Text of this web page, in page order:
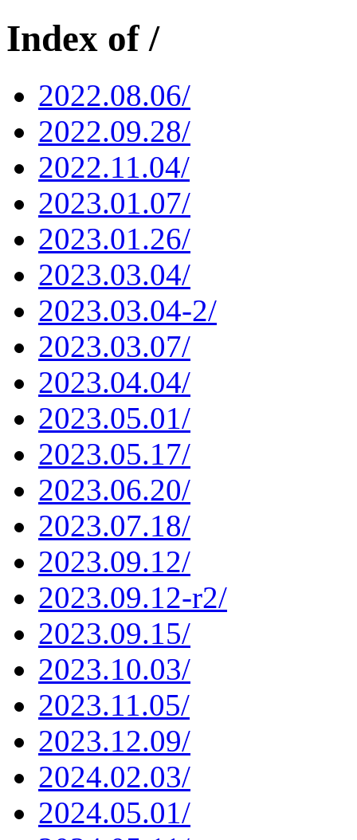
Index of /
2022.08.06/
2022.09.28/
2022.11.04/
2023.01.07/
2023.01.26/
2023.03.04/
2023.03.04-2/
2023.03.07/
2023.04.04/
2023.05.01/
2023.05.17/
2023.06.20/
2023.07.18/
2023.09.12/
2023.09.12-r2/
2023.09.15/
2023.10.03/
2023.11.05/
2023.12.09/
2024.02.03/
2024.05.01/